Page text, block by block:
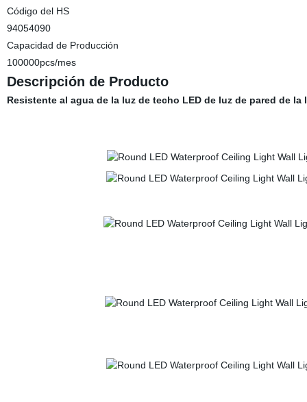
Código del HS
94054090
Capacidad de Producción
100000pcs/mes
Descripción de Producto
Resistente al agua de la luz de techo LED de luz de pared de la